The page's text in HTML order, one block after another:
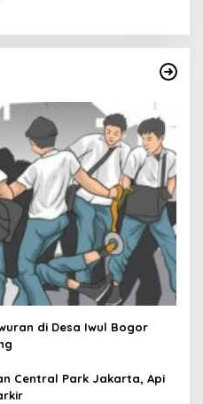
31 Juli 2026
di Desa Iwul Bogor
Central Park Jakarta, Api